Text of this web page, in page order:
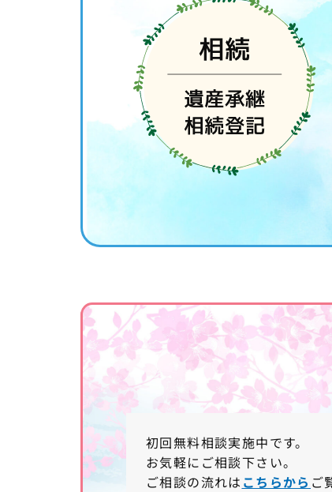
初回無料相談実施中です。
お気軽にご相談下さい。
ご相談の流れは こちらから ご